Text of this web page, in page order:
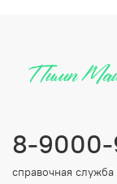
8-
справочная служба